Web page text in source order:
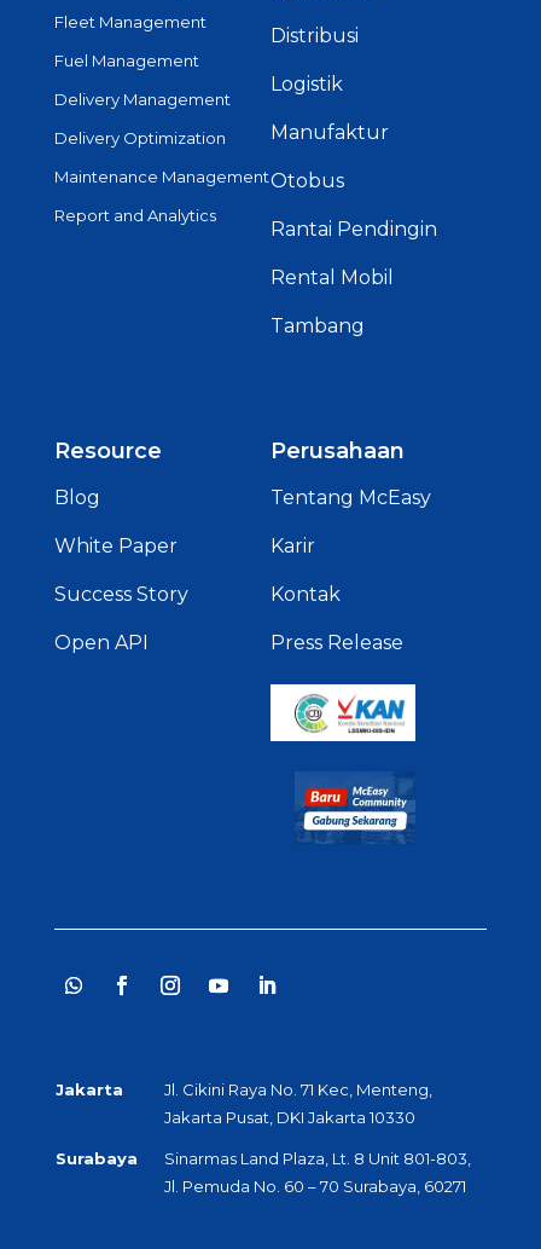
Fleet Management
Fuel Management
Delivery Management
Delivery Optimization
Maintenance Management
Report and Analytics
Distribusi
Logistik
Manufaktur
Otobus
Rantai Pendingin
Rental Mobil
Tambang
Resource
Blog
White Paper
Success Story
Open API
Perusahaan
Tentang McEasy
Karir
Kontak
Press Release
Jakarta
Jl. Cikini Raya No. 71 Kec, Menteng,
Jakarta Pusat, DKI Jakarta 10330
Surabaya
Sinarmas Land Plaza, Lt. 8 Unit 801-803,
Jl. Pemuda No. 60 – 70 Surabaya, 60271